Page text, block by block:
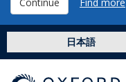
日本語